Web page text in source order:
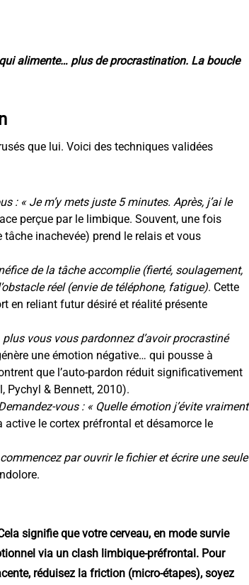
alimente… plus de procrastination. La boucle
que lui. Voici des techniques validées
: « Je m’y mets juste 5 minutes. Après, j’ai le
perçue par le limbique. Souvent, une fois
tâche inachevée) prend le relais et vous
de la tâche accomplie (fierté, soulagement,
réel (envie de téléphone, fatigue). Cette
en reliant futur désiré et réalité présente
plus vous vous pardonnez d’avoir procrastiné
une émotion négative… qui pousse à
que l’auto-pardon réduit significativement
Pychyl & Bennett, 2010).
vous : « Quelle émotion j’évite vraiment
active le cortex préfrontal et désamorce le
par ouvrir le fichier et écrire une seule
signifie que votre cerveau, en mode survie
via un clash limbique-préfrontal. Pour
réduisez la friction (micro-étapes), soyez